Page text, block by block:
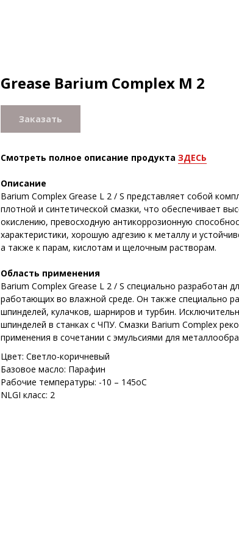
Grease Barium Complex M 2
Заказать
Смотреть полное описание продукта ЗДЕСЬ
Описание
Barium Complex Grease L 2 / S представляет собой
плотной и синтетической смазки, что обеспечивает
окислению, превосходную антикоррозионную
характеристики, хорошую адгезию к металлу и
а также к парам, кислотам и щелочным растворам.
Область применения
Barium Complex Grease L 2 / S специально разработан
работающих во влажной среде. Он также специально
шпинделей, кулачков, шарниров и турбин.
шпинделей в станках с ЧПУ. Смазки Barium Complex
применения в сочетании с эмульсиями для
Цвет: Светло-коричневый
Базовое масло: Парафин
Рабочие температуры: -10 – 145oС
NLGI класс: 2